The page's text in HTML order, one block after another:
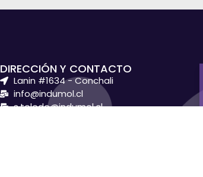
DIRECCIÓN Y CONTACTO
Lanin #1634 - Conchali
info@indumol.cl
s.toledo@indumol.cl